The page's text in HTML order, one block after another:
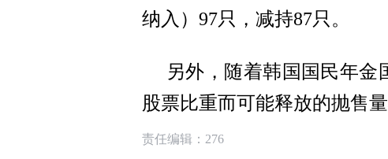
纳入）97只，减持87只。
另外，随着韩国国民年
股票比重而可能释放的抛售
责任编辑：276